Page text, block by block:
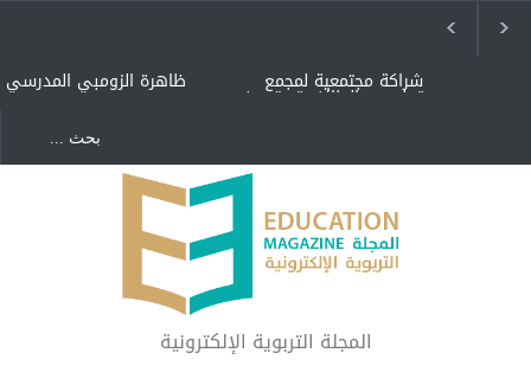
ظاهرة الزومبي المدرسي شراكة مجتمعية لمجمع
تعليمي بالطائف تستهدف
"كنت أنضرب ومافيني إلا
العافية" هل هذا مبرر
لاستمرار أسلوب التربية
المتوارث؟
لماذا تعد برامج توعية الأطفال
بخصوصية الجسد وقاية لا
فضول؟
المجلة التربوية الإلكترونية